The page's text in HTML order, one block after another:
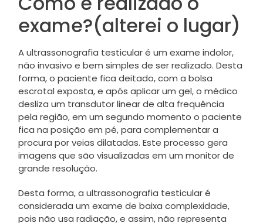
exame?(alterei o lugar)
A ultrassonografia testicular é um exame indolor,
não invasivo e bem simples de ser realizado. Desta
forma, o paciente fica deitado, com a bolsa
escrotal exposta, e após aplicar um gel, o médico
desliza um transdutor linear de alta frequência
pela região, em um segundo momento o paciente
fica na posição em pé, para complementar a
procura por veias dilatadas. Este processo gera
imagens que são visualizadas em um monitor de
grande resolução.
Desta forma, a ultrassonografia testicular é
considerada um exame de baixa complexidade,
pois não usa radiação, e assim, não representa